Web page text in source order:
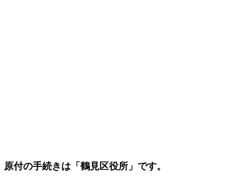
原付の手続きは「鶴見区役所」です。